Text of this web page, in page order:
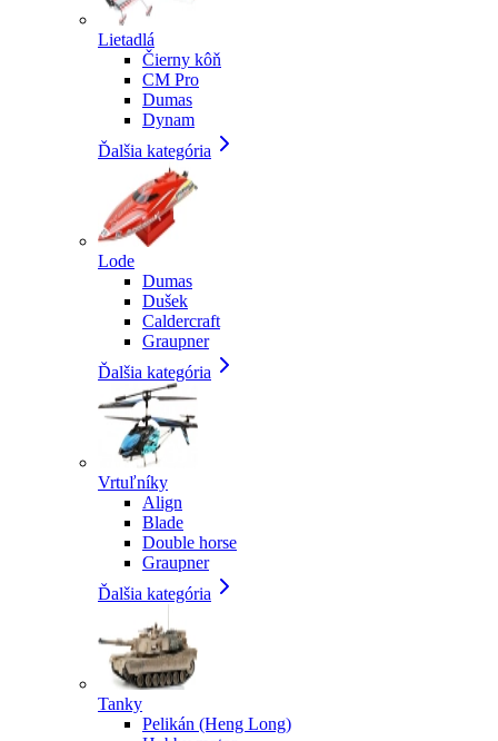
Lietadlá
Čierny kôň
CM Pro
Dumas
Dynam
Ďalšia kategória
Lode
Dumas
Dušek
Caldercraft
Graupner
Ďalšia kategória
Vrtuľníky
Align
Blade
Double horse
Graupner
Ďalšia kategória
Tanky
Pelikán (Heng Long)